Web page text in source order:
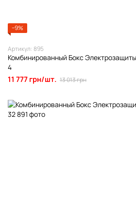
−9%
Артикул: 895
Комбинированный Бокс
4
11 777 грн/шт. 13 013 грн